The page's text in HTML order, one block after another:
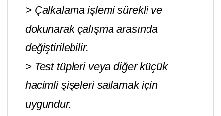
> Çalkalama işlemi sürekli ve
dokunarak çalışma arasında
değiştirilebilir.
> Test tüpleri veya diğer küçük
hacimli şişeleri sallamak için
uygundur.